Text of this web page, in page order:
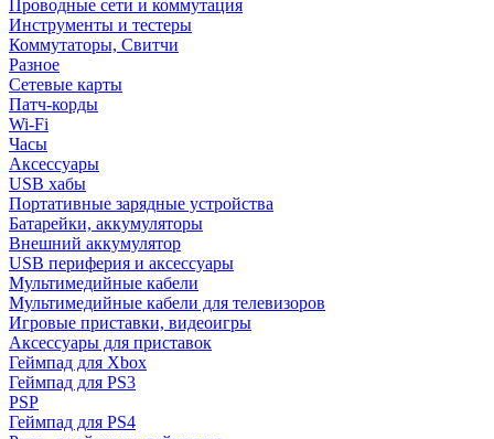
Проводные сети и коммутация
Инструменты и тестеры
Коммутаторы, Свитчи
Разное
Сетевые карты
Патч-корды
Wi-Fi
Часы
Аксессуары
USB хабы
Портативные зарядные устройства
Батарейки, аккумуляторы
Внешний аккумулятор
USB периферия и аксессуары
Мультимедийные кабели
Мультимедийные кабели для телевизоров
Игровые приставки, видеоигры
Аксессуары для приставок
Геймпад для Xbox
Геймпад для PS3
PSP
Геймпад для PS4